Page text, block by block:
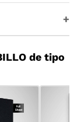
de tipo